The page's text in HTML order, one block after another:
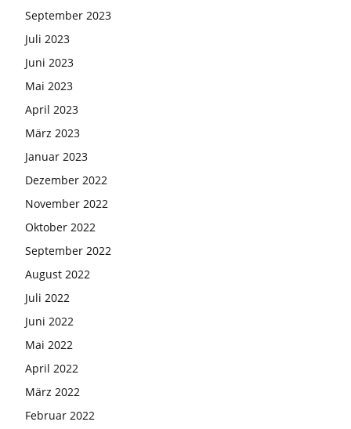
September 2023
Juli 2023
Juni 2023
Mai 2023
April 2023
März 2023
Januar 2023
Dezember 2022
November 2022
Oktober 2022
September 2022
August 2022
Juli 2022
Juni 2022
Mai 2022
April 2022
März 2022
Februar 2022